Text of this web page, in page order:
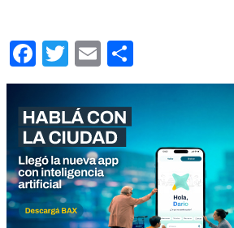
Facebook
TwitterEmail